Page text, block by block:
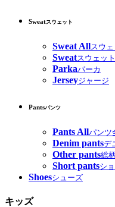
Sweatスウェット
Sweat Allスウ
Sweatスウェット
Parkaパーカ
Jerseyジャージ
Pantsパンツ
Pants Allパンツ
Denim pantsデ
Other pants総
Short pantsシ
Shoesシューズ
キッズ